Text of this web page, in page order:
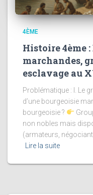
4ÈME
Histoire 4ème
marchandes,
esclavage au
Problématique : I. Le
d’une bourgeoisie
bourgeoisie ?
non nobles mais
(armateurs,
Lire la suite